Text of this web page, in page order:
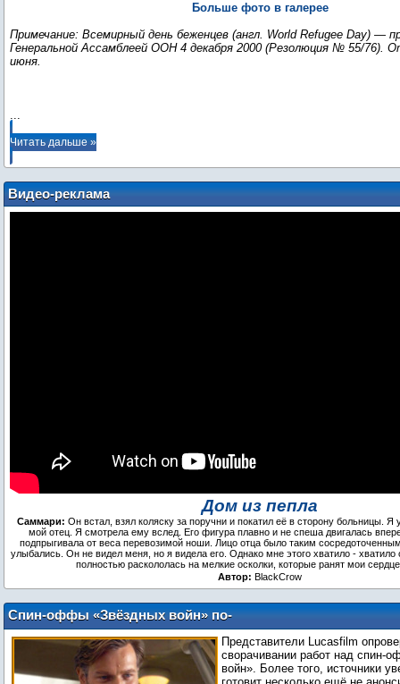
Больше фото в галерее
Примечание: Всемирный день беженцев (англ. World Refugee Day) —
Генеральной Ассамблеей ООН 4 декабря 2000 (Резолюция № 55/76).
июня.
...
Читать дальше »
Видео-реклама
Дом из пепла
Саммари: Он встал, взял коляску за поручни и покатил её в сторону больницы. Я
мой отец. Я смотрела ему вслед. Его фигура плавно и не спеша двигалась
подпрыгивала от веса перевозимой ноши. Лицо отца было таким
улыбались. Он не видел меня, но я видела его. Однако мне этого хватило - хватило
полностью раскололась на мелкие осколки, которые ранят мои
Автор: BlackCrow
Спин-оффы «Звёздных войн» по-
прежнему находятся в разработке
Представители Lucasfilm
сворачивании работ над спин-
войн». Более того, источники